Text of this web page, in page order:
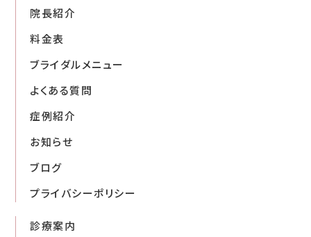
院長紹介
料金表
ブライダルメニュー
よくある質問
症例紹介
お知らせ
ブログ
プライバシーポリシー
診療案内